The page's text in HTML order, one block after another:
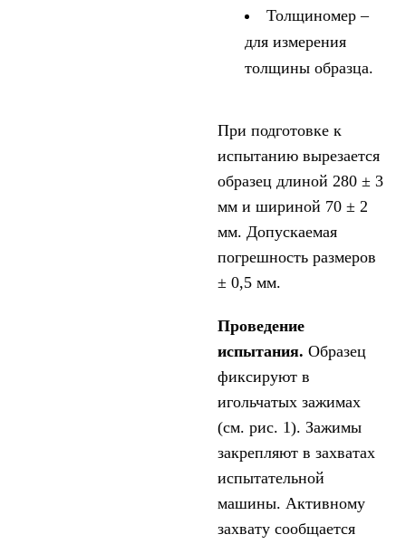
Толщиномер –
для измерения
толщины образца.
При подготовке к
испытанию вырезается
образец длиной 280 ± 3
мм и шириной 70 ± 2
мм. Допускаемая
погрешность размеров
± 0,5 мм.
Проведение
испытания. Образец
фиксируют в
игольчатых зажимах
(см. рис. 1). Зажимы
закрепляют в захватах
испытательной
машины. Активному
захвату сообщается